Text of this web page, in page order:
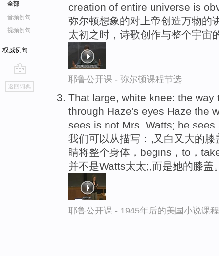
全部
音频例句
视频例句
权威例句
go
top
返回词典
creation of entire universe is
弥尔顿想象的对上帝创造万物的
太初之时，诗歌创作与整个宇宙
耶鲁公开课 - 弥尔顿课程节选
That large, white knee: the
through Haze's eyes Haze the
sees is not Mrs. Watts; he
我们可以从描写：,又白又大的
睛将整个身体，begins，to，
并不是Watts太太;,而是她的膝盖
耶鲁公开课 - 1945年后的美国小说课